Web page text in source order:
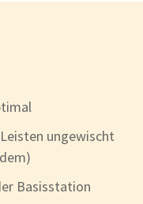
ungewischt
Basisstation